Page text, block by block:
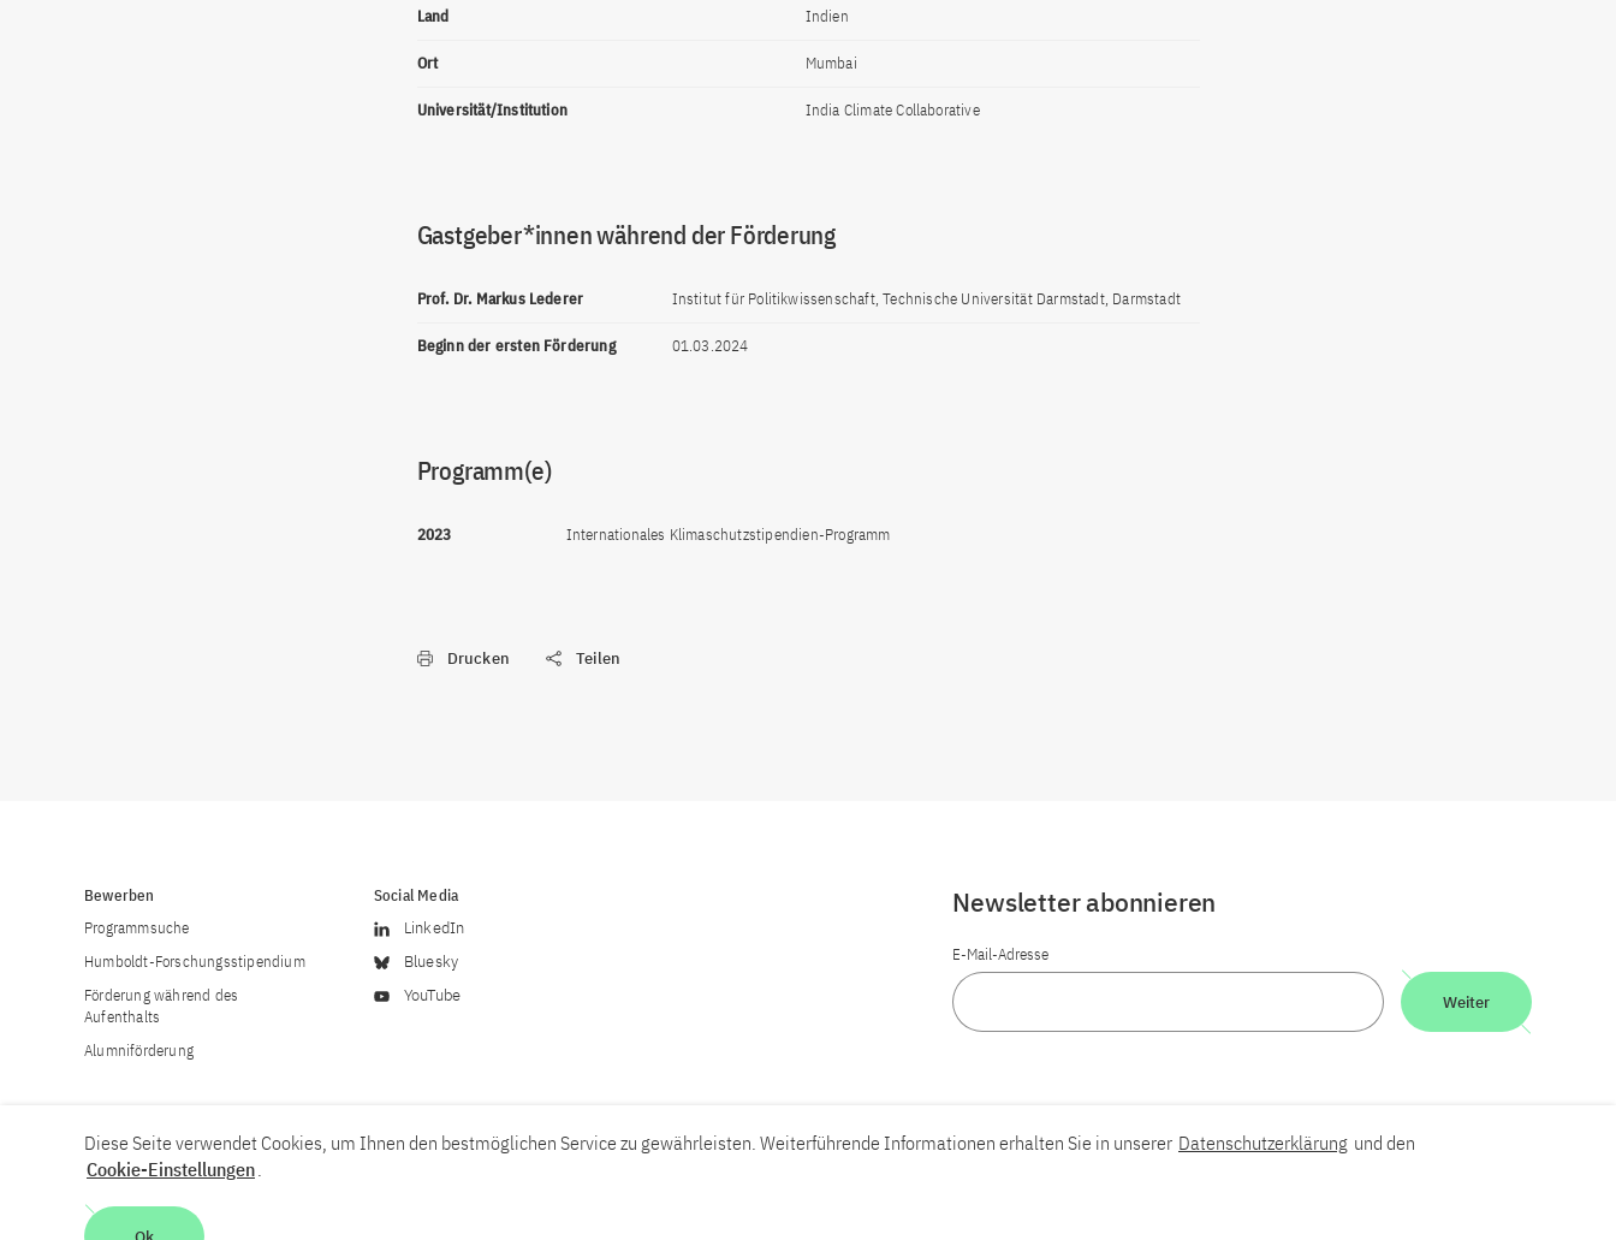
Land Indien
Ort Mumbai
Universität/Institution India Climate Collaborative
Gastgeber*innen während der Förderung
Prof. Dr. Markus Lederer Institut für Politikwissenschaft, Technische Universität Darmstadt, Darmstadt
Beginn der ersten Förderung 01.03.2024
Programm(e)
2023 Internationales Klimaschutzstipendien-Programm
Drucken Teilen
Bewerben
Programmsuche
Humboldt-Forschungsstipendium
Förderung während des
Aufenthalts
Alumniförderung
Social Media
LinkedIn
Bluesky
YouTube
Newsletter abonnieren
E-Mail-Adresse
Weiter
Diese Seite verwendet Cookies, um Ihnen den bestmöglichen Service zu gewährleisten. Weiterführende Informationen erhalten Sie in unserer Datenschutzerklärung und den
Cookie-Einstellungen.